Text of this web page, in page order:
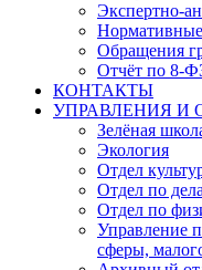
Экспертно-
Обращения
Отчёт по 8-
КОНТАКТЫ
УПРАВЛЕНИЯ И
Зелёная
Экология
Отдел
Отдел по
Отдел по
Управление
сферы,